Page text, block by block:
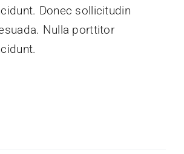
Donec sollicitudin
Nulla porttitor